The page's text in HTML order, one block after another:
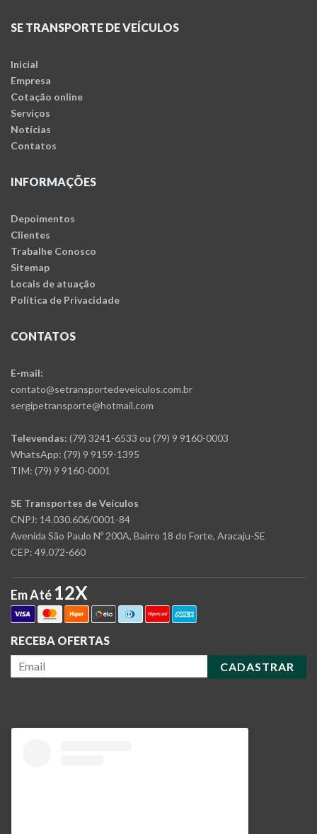
SE TRANSPORTE DE VEÍCULOS
Inicial
Empresa
Cotação online
Serviços
Notícias
Contatos
INFORMAÇÕES
Depoimentos
Clientes
Trabalhe Conosco
Sitemap
Locais de atuação
Política de Privacidade
CONTATOS
E-mail:
contato@setransportedeveiculos.com.br
sergipetransporte@hotmail.com
Televendas: (79) 3241-6533 ou (79) 9 9160-0003
WhatsApp: (79) 9 9159-1395
TIM: (79) 9 9160-0001
SE Transportes de Veículos
CNPJ: 14.030.606/0001-84
Avenida São Paulo Nº 200A, Bairro 18 do Forte, Aracaju-SE
CEP: 49.072-660
Em Até 12X
RECEBA OFERTAS
CADASTRAR